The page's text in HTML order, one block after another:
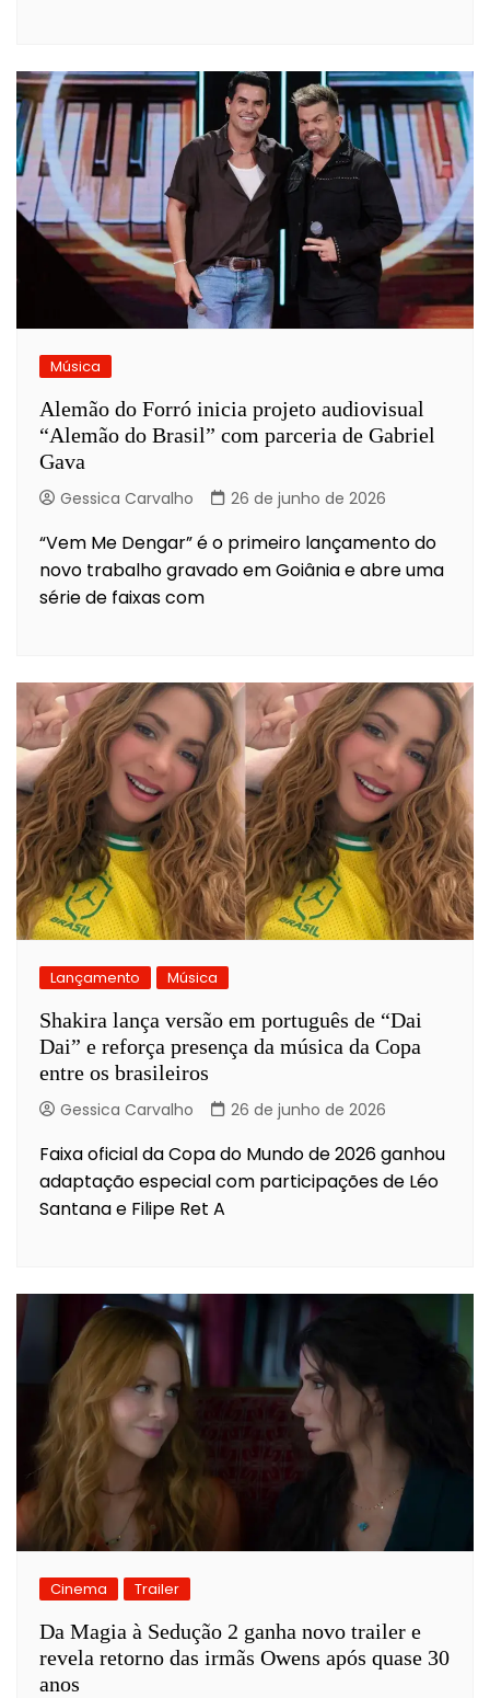
Música
Alemão do Forró inicia projeto audiovisual
“Alemão do Brasil” com parceria de Gabriel
Gava
Gessica Carvalho 26 de junho de 2026
“Vem Me Dengar” é o primeiro lançamento do
novo trabalho gravado em Goiânia e abre uma
série de faixas com
Lançamento Música
Shakira lança versão em português de “Dai
Dai” e reforça presença da música da Copa
entre os brasileiros
Gessica Carvalho 26 de junho de 2026
Faixa oficial da Copa do Mundo de 2026 ganhou
adaptação especial com participações de Léo
Santana e Filipe Ret A
Cinema Trailer
Da Magia à Sedução 2 ganha novo trailer e
revela retorno das irmãs Owens após quase 30
anos